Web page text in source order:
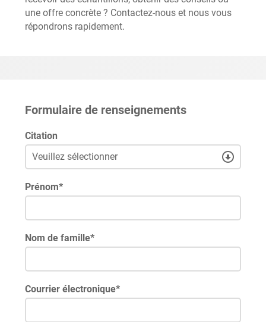
une offre concrète ? Contactez-nous et nous vous
répondrons rapidement.
Formulaire de renseignements
Citation
Prénom*
Nom de famille*
Courrier électronique*